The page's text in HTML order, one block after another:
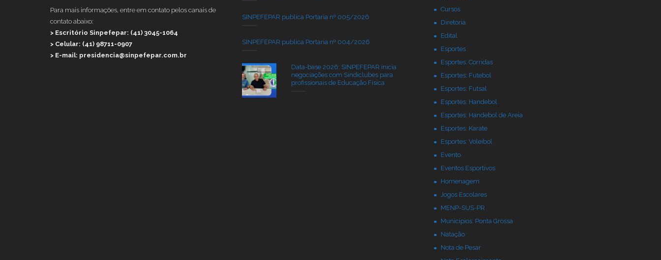
Para mais informações, entre em contato pelos canais de
contato abaixo:
> Escritório Sinpefepar: (41) 3045-1064
> Celular: (41) 98711-0907
> E-mail: presidencia@sinpefepar.com.br
SINPEFEPAR publica Portaria nº 005/2026
SINPEFEPAR publica Portaria nº 004/2026
Data-base 2026: SINPEFEPAR inicia
negociações com Sindiclubes para
profissionais de Educação Física
Cursos
Diretoria
Edital
Esportes
Esportes: Corridas
Esportes: Futebol
Esportes: Futsal
Esportes: Handebol
Esportes: Handebol de Areia
Esportes: Karate
Esportes: Voleibol
Evento
Eventos Esportivos
Homenagem
Jogos Escolares
MENP-SUS-PR
Municipios: Ponta Grossa
Natação
Nota de Pesar